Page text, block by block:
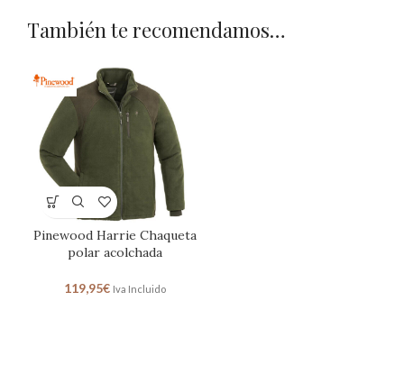
También te recomendamos…
Pinewood Harrie Chaqueta
polar acolchada
119,95€ Iva Incluido